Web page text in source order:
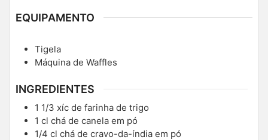
EQUIPAMENTO
Tigela
Máquina de Waffles
INGREDIENTES
1 1/3 xíc de farinha de trigo
1 cl chá de canela em pó
1/4 cl chá de cravo-da-índia em pó